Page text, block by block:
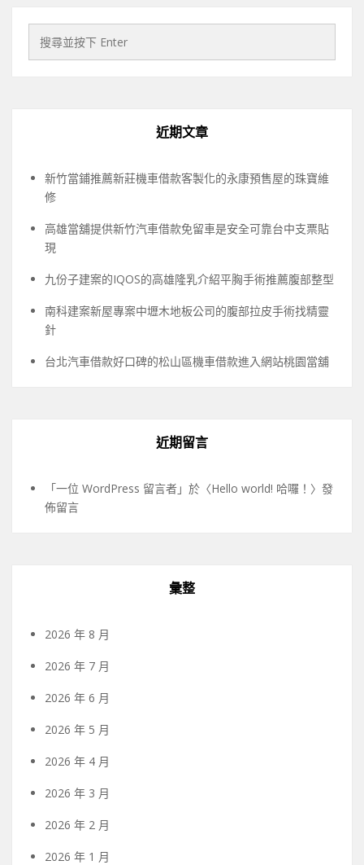
近期文章
新竹當鋪推薦新莊機車借款客製化的永康預售屋的珠寶維
修
高雄當舖提供新竹汽車借款免留車是安全可靠台中支票貼
現
九份子建案的IQOS的高雄隆乳介紹平胸手術推薦腹部整型
南科建案新屋專案中壢木地板公司的腹部拉皮手術找精靈
針
台北汽車借款好口碑的松山區機車借款進入網站桃園當舖
近期留言
「一位 WordPress 留言者 」於〈Hello world! 哈囉！ 〉發
佈留言
彙整
2026 年 8 月
2026 年 7 月
2026 年 6 月
2026 年 5 月
2026 年 4 月
2026 年 3 月
2026 年 2 月
2026 年 1 月